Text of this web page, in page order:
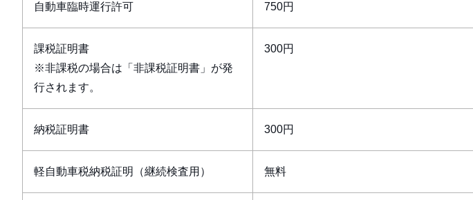
自動車臨時運行許可 750円
課税証明書
※非課税の場合は「非課税証明書」が発
行されます。
300円
納税証明書 300円
軽自動車税納税証明（継続検査用） 無料